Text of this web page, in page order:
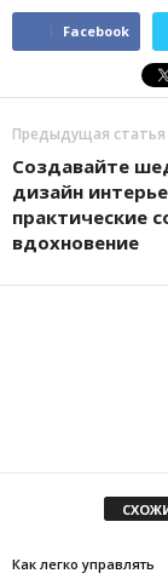
Facebook
Предыдущая статья
Создавайте
дизайн
практические
вдохновение
Как легко управлять